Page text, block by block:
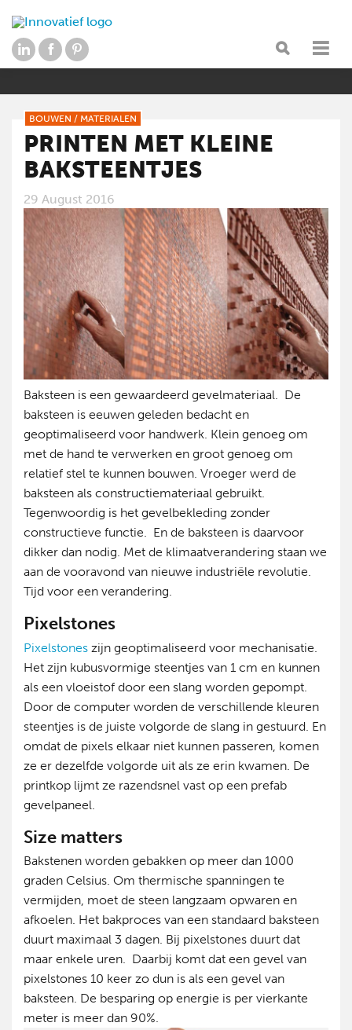
BOUWEN / MATERIALEN
PRINTEN MET KLEINE
BAKSTEENTJES
29 August 2016
Baksteen is een gewaardeerd gevelmateriaal. De
baksteen is eeuwen geleden bedacht en
geoptimaliseerd voor handwerk. Klein genoeg om
met de hand te verwerken en groot genoeg om
relatief stel te kunnen bouwen. Vroeger werd de
baksteen als constructiemateriaal gebruikt.
Tegenwoordig is het gevelbekleding zonder
constructieve functie. En de baksteen is daarvoor
dikker dan nodig. Met de klimaatverandering staan we
aan de vooravond van nieuwe industriële revolutie.
Tijd voor een verandering.
Pixelstones
Pixelstones zijn geoptimaliseerd voor mechanisatie.
Het zijn kubusvormige steentjes van 1 cm en kunnen
als een vloeistof door een slang worden gepompt.
Door de computer worden de verschillende kleuren
steentjes is de juiste volgorde de slang in gestuurd. En
omdat de pixels elkaar niet kunnen passeren, komen
ze er dezelfde volgorde uit als ze erin kwamen. De
printkop lijmt ze razendsnel vast op een prefab
gevelpaneel.
Size matters
Bakstenen worden gebakken op meer dan 1000
graden Celsius. Om thermische spanningen te
vermijden, moet de steen langzaam opwaren en
afkoelen. Het bakproces van een standaard baksteen
duurt maximaal 3 dagen. Bij pixelstones duurt dat
maar enkele uren. Daarbij komt dat een gevel van
pixelstones 10 keer zo dun is als een gevel van
baksteen. De besparing op energie is per vierkante
meter is meer dan 90%.